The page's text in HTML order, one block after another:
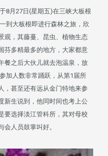
27日(星期五)在三峡大板根
到大板根即进行森林之旅，欣
观，其藤蔓、昆虫、植物生态
芬多精最多的地方，大家都意
餐之后大伙儿就去泡温泉，放
加人数非常踊跃，从第1届所
，甚至还有远从金门特地来参
新生说到，他同时间也考上公
要选择淡江管科所，其对母校
人员鼓掌叫好。